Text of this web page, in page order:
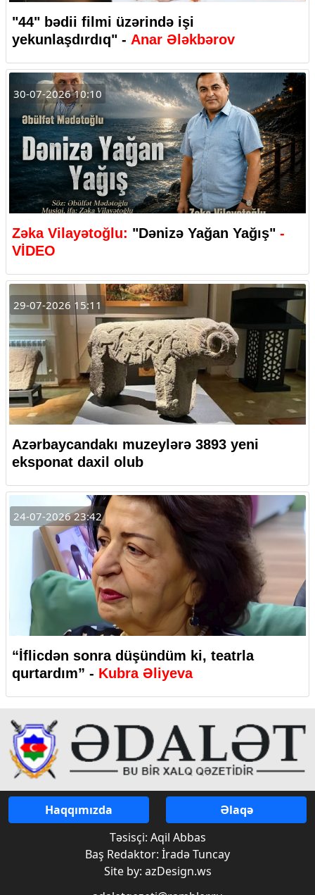
"44" bədii filmi üzərində işi
yekunlaşdırdıq" - Anar Ələkbərov
30-07-2026 10:10
Zəka Vilayətoğlu: "Dənizə Yağan Yağış" -
VİDEO
29-07-2026 15:11
Azərbaycandakı muzeylərə 3893 yeni
eksponat daxil olub
24-07-2026 23:42
“İflicdən sonra düşündüm ki, teatrla
qurtardım” - Kubra Əliyeva
Haqqımızda
Əlaqə
Təsisçi: Aqil Abbas
Baş Redaktor: İradə Tuncay
Site by: azDesign.ws